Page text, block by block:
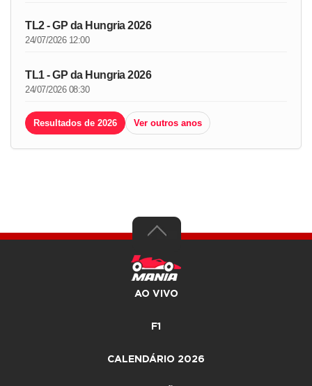
TL2 - GP da Hungria 2026
24/07/2026 12:00
TL1 - GP da Hungria 2026
24/07/2026 08:30
Resultados de 2026 Ver outros anos
AO VIVO
F1
CALENDÁRIO 2026